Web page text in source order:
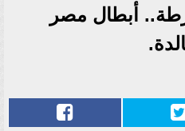
أبطال مصر